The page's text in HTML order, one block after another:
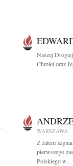
Naszej
Chmiel oraz
WARSZAWA
Z żalem
pierwszego
Polskiego w...